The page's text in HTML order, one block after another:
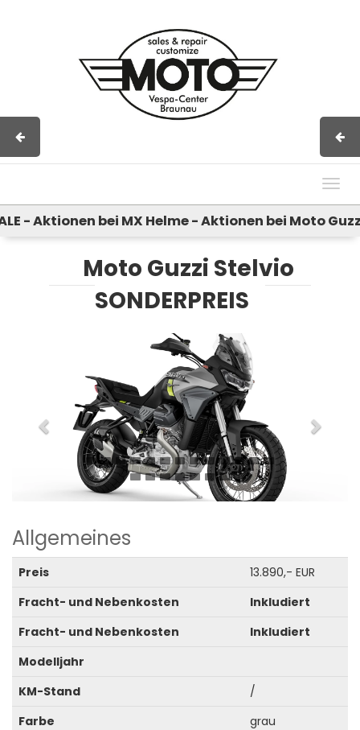
- Aktionen bei MX Helme - Aktionen bei Moto
Moto Guzzi Stelvio
SONDERPREIS
Allgemeines
Preis
13.890,- EUR
Fracht- und Nebenkosten
Inkludiert
Fracht- und Nebenkosten
Inkludiert
Modelljahr
KM-Stand
/
Farbe
grau